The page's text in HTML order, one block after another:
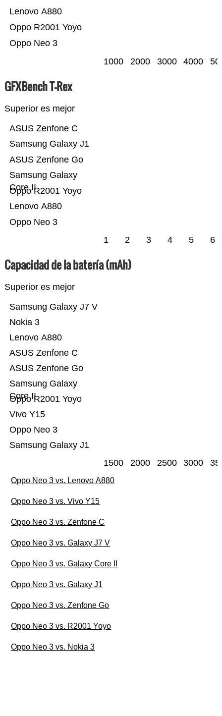
Oppo Neo 3
Oppo R2001 Yoyo
Lenovo A880
1000 2000 3000 4000
GFXBench T-Rex
Superior es mejor
Oppo Neo 3
Lenovo A880
Oppo R2001 Yoyo
Samsung Galaxy
Core II
ASUS Zenfone Go
Samsung Galaxy J1
ASUS Zenfone C
1 2 3 4 5 6
Capacidad de la batería (mAh)
Superior es mejor
Samsung Galaxy J1
Oppo Neo 3
Vivo Y15
Oppo R2001 Yoyo
Samsung Galaxy
Core II
ASUS Zenfone Go
ASUS Zenfone C
Lenovo A880
Nokia 3
Samsung Galaxy J7 V
1500 2000 2500 3000
Oppo Neo 3 vs. Lenovo A880
Oppo Neo 3 vs. Vivo Y15
Oppo Neo 3 vs. Zenfone C
Oppo Neo 3 vs. Galaxy J7 V
Oppo Neo 3 vs. Galaxy Core II
Oppo Neo 3 vs. Galaxy J1
Oppo Neo 3 vs. Zenfone Go
Oppo Neo 3 vs. R2001 Yoyo
Oppo Neo 3 vs. Nokia 3